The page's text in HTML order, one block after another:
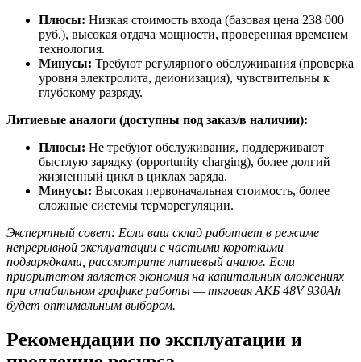
Плюсы: Низкая стоимость входа (базовая цена 238 000
руб.), высокая отдача мощности, проверенная временем
технология.
Минусы: Требуют регулярного обслуживания (проверка
уровня электролита, деионизация), чувствительны к
глубокому разряду.
Литиевые аналоги (доступны под заказ/в наличии):
Плюсы: Не требуют обслуживания, поддерживают
быстлую зарядку (opportunity charging), более долгий
жизненный цикл в циклах заряда.
Минусы: Высокая первоначальная стоимость, более
сложные системы терморегуляции.
Экспертный совет: Если ваш склад работает в режиме
непрерывной эксплуатации с частыми короткими
подзарядками, рассмотрите литиевый аналог. Если
приоритетом является экономия на капитальных вложениях
при стабильном графике работы — тяговая АКБ 48V 930Ah
будет оптимальным выбором.
Рекомендации по эксплуатации и